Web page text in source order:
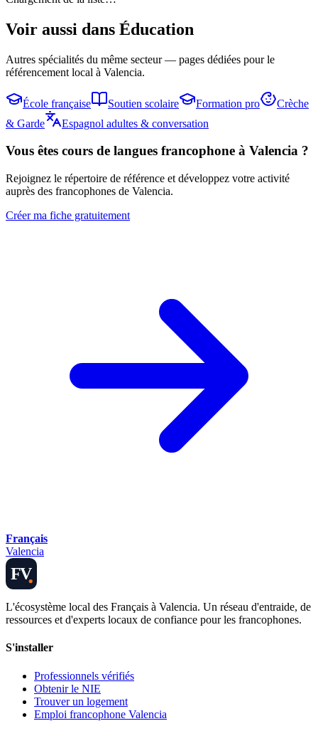
Voir aussi dans Éducation
Autres spécialités du même secteur — pages dédiées pour le
référencement local à Valencia.
École française Soutien scolaire Formation pro
Crèche
& Garde
Espagnol adultes & conversation
Vous êtes cours de langues francophone à Valencia ?
Rejoignez le répertoire de référence et développez votre activité
auprès des francophones de Valencia.
Créer ma fiche gratuitement
Français
Valencia
FV
L'écosystème local des Français à Valencia. Un réseau d'entraide, de
ressources et d'experts locaux de confiance pour les francophones.
S'installer
Professionnels vérifiés
Obtenir le NIE
Trouver un logement
Emploi francophone Valencia